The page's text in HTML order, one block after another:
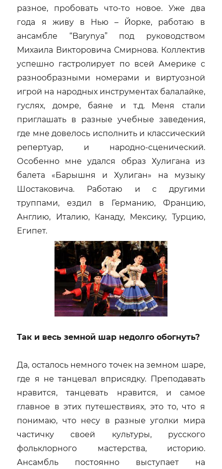
разное, пробовать что-то новое. Уже два
года я живу в Нью – Йорке, работаю в
ансамбле “Barynya” под руководством
Михаила Викторовича Смирнова. Коллектив
успешно гастролирует по всей Америке с
разнообразными номерами и виртуозной
игрой на народных инструментах балалайке,
гуслях, домре, баяне и т.д. Меня стали
приглашать в разные учебные заведения,
где мне довелось исполнить и классический
репертуар, и народно-сценический.
Особенно мне удался образ Хулигана из
балета «Барышня и Хулиган» на музыку
Шостаковича. Работаю и с другими
труппами, ездил в Германию, Францию,
Англию, Италию, Канаду, Мексику, Турцию,
Египет.
Так и весь земной шар недолго обогнуть?
Да, осталось немного точек на земном шаре,
где я не танцевал вприсядку. Преподавать
нравится, танцевать нравится, и самое
главное в этих путешествиях, это то, что я
понимаю, что несу в разные уголки мира
частичку своей культуры, русского
фольклорного мастерства, историю.
Ансамбль постоянно выступает на